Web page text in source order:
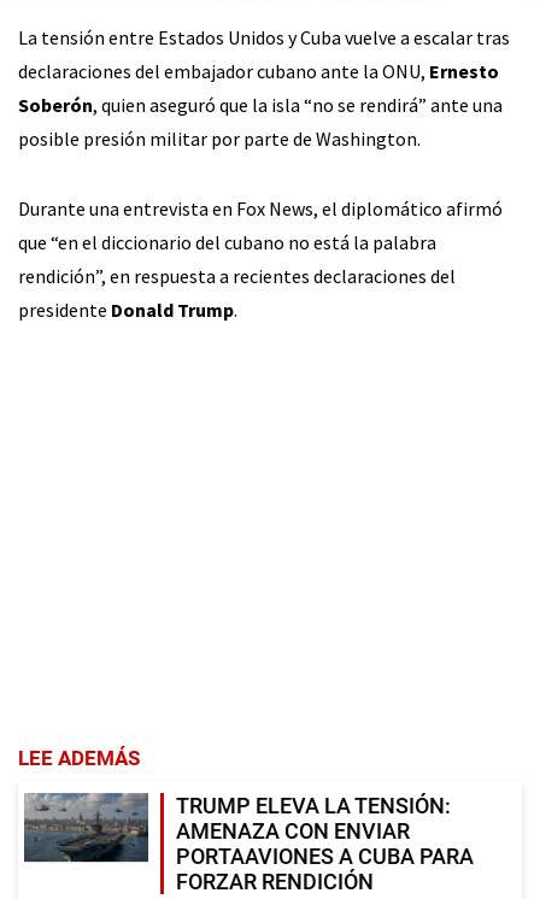
La tensión entre Estados Unidos y Cuba vuelve a escalar tras
declaraciones del embajador cubano ante la ONU, Ernesto
Soberón, quien aseguró que la isla “no se rendirá” ante una
posible presión militar por parte de Washington.
Durante una entrevista en Fox News, el diplomático afirmó
que “en el diccionario del cubano no está la palabra
rendición”, en respuesta a recientes declaraciones del
presidente Donald Trump.
LEE ADEMÁS
TRUMP ELEVA LA TENSIÓN:
AMENAZA CON ENVIAR
PORTAAVIONES A CUBA PARA
FORZAR RENDICIÓN